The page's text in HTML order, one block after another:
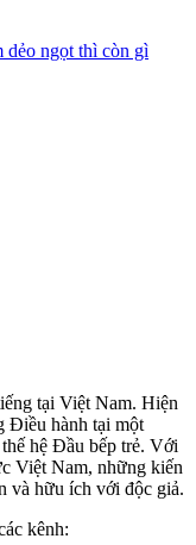
dẻo ngọt thì còn gì
tại Việt Nam. Hiện
Điều hành tại một
hệ Đầu bếp trẻ. Với
Việt Nam, những kiến
và hữu ích với độc giả.
kênh: